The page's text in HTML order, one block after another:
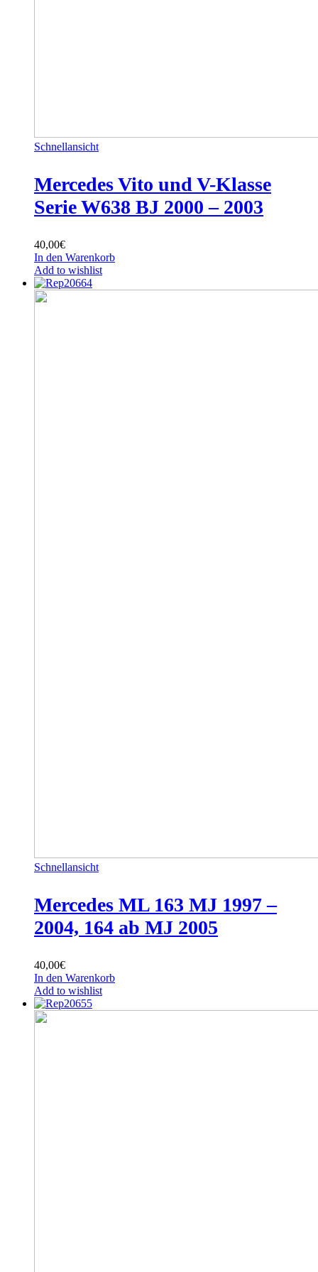
Schnellansicht
Mercedes Vito und V-Klasse
Serie W638 BJ 2000 – 2003
40,00€
In den Warenkorb
Add to wishlist
Schnellansicht
Mercedes ML 163 MJ 1997 –
2004, 164 ab MJ 2005
40,00€
In den Warenkorb
Add to wishlist